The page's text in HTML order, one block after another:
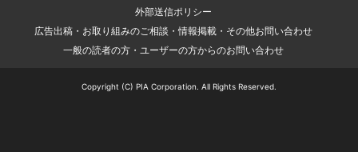
外部送信ポリシー
広告出稿・お取り組みのご相談・情報掲載・その他お問い合わせ
一般の読者の方・ユーザーの方からのお問い合わせ
Copyright (C) PIA Corporation. All Rights Reserved.